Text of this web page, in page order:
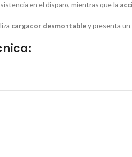
en el disparo, mientras que la
cargador desmontabley presenta un